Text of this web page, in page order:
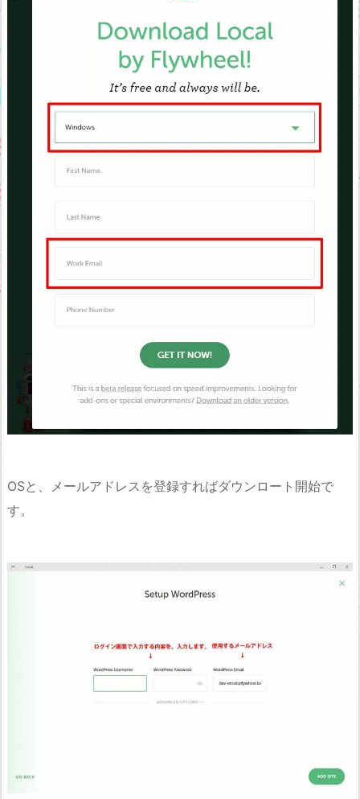
OSと、メールアドレスを登録すればダウンロート開始で
す。